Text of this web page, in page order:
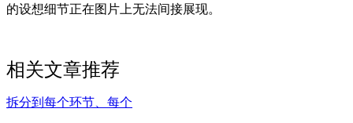
的设想细节正在图片上无法间接展现。
相关文章推荐
拆分到每个环节、每个